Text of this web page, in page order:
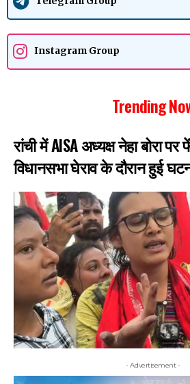
Instagram Group
Trending
रांची में AISA अध्यक्ष नेहा बोरा
विधानसभा घेराव के दौरान हुई
- Advertisement -